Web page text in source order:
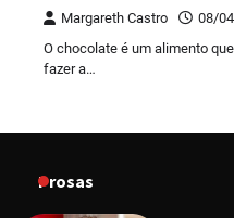
Margareth Castro
08/
O chocolate é um alimento
fazer a…
Prosas